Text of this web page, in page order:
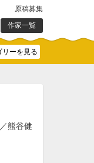
原稿募集
作家一覧
熊谷健